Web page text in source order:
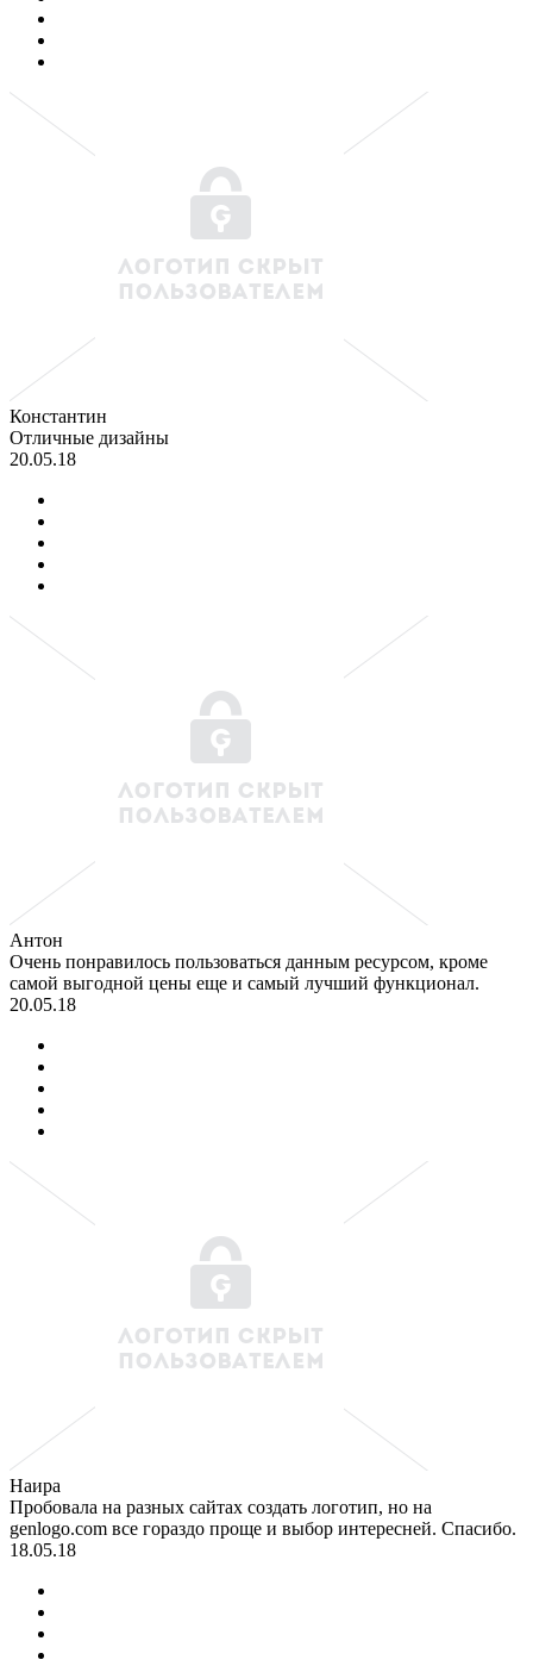
Константин
Отличные дизайны
20.05.18
Антон
Очень понравилось пользоваться данным ресурсом, кроме
самой выгодной цены еще и самый лучший функционал.
20.05.18
Наира
Пробовала на разных сайтах создать логотип, но на
genlogo.com все гораздо проще и выбор интересней. Спасибо.
18.05.18